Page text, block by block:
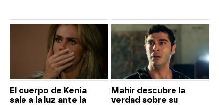
El cuerpo de Kenia
sale a la luz ante la
Mahir descubre la
verdad sobre su